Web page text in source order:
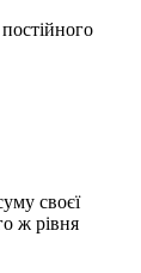
своєї
ж рівня